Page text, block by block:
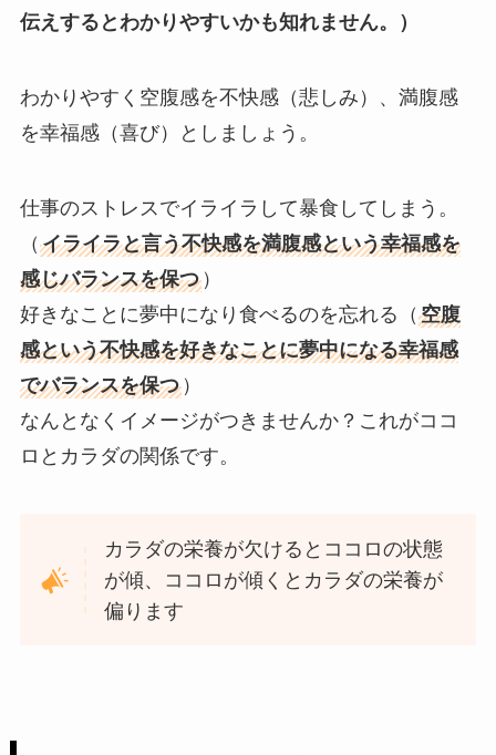
伝えするとわかりやすいかも知れません。）
わかりやすく空腹感を不快感（悲しみ）、満腹感
を幸福感（喜び）としましょう。
仕事のストレスでイライラして暴食してしまう。
（ イライラと言う不快感を満腹感という幸福感を
感じバランスを保つ）
好きなことに夢中になり食べるのを忘れる（ 空腹
感という不快感を好きなことに夢中になる幸福感
でバランスを保つ）
なんとなくイメージがつきませんか？これがココ
ロとカラダの関係です。
カラダの栄養が欠けるとココロの状態
が傾、ココロが傾くとカラダの栄養が
偏ります